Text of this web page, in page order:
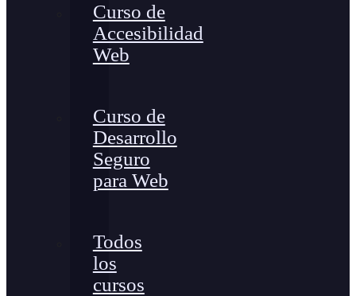
Curso de
Accesibilidad
Web
Curso de
Desarrollo
Seguro
para Web
Todos
los
cursos